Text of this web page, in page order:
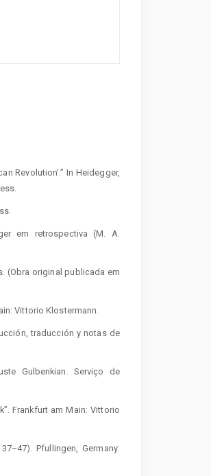
Revolution’.” In Heidegger,
em retrospectiva (M. A.
(Obra original publicada em
Vittorio Klostermann.
traducción y notas de
Gulbenkian. Serviço de
Frankfurt am Main: Vittorio
Pfullingen, Germany: